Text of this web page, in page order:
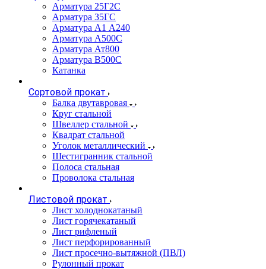
Арматура 25Г2С
Арматура 35ГС
Арматура А1 А240
Арматура А500С
Арматура Ат800
Арматура В500С
Катанка
Сортовой прокат
Балка двутавровая
Круг стальной
Швеллер стальной
Квадрат стальной
Уголок металлический
Шестигранник стальной
Полоса стальная
Проволока стальная
Листовой прокат
Лист холоднокатаный
Лист горячекатаный
Лист рифленый
Лист перфорированный
Лист просечно-вытяжной (ПВЛ)
Рулонный прокат